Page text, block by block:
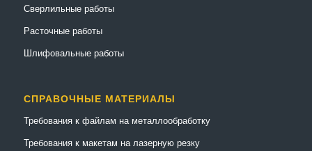
Сверлильные работы
Расточные работы
Шлифовальные работы
СПРАВОЧНЫЕ МАТЕРИАЛЫ
Требования к файлам на металлообработку
Требования к макетам на лазерную резку